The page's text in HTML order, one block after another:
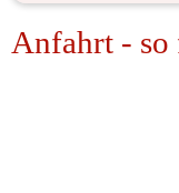
Anfahrt - so